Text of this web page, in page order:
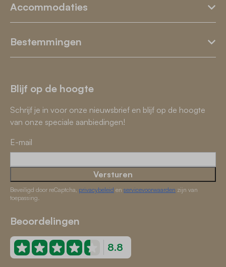
Accommodaties
Bestemmingen
Blijf op de hoogte
Schrijf je in voor onze nieuwsbrief en blijf op de hoogte
van onze speciale aanbiedingen!
E-mail
Versturen
Beveiligd door reCaptcha, privacybeleid en servicevoorwaarden zijn van
toepassing.
Beoordelingen
8.8